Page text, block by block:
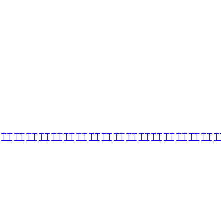
TTTTTTTTTTTTTTTTTTTTTTTTTTTTTTTTTT